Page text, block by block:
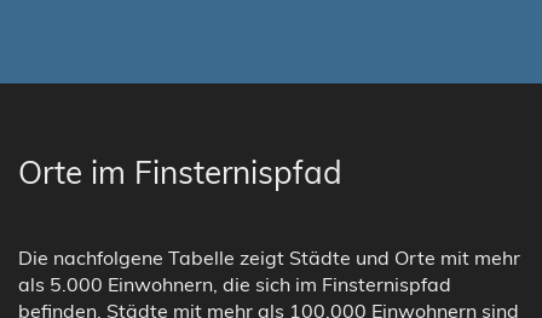
Orte im Finsternispfad
Die nachfolgene Tabelle zeigt Städte und Orte mit mehr
als 5.000 Einwohnern, die sich im Finsternispfad
befinden. Städte mit mehr als 100.000 Einwohnern sind